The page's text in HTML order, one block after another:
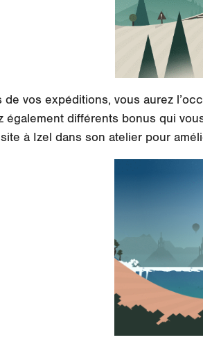
de vos expéditions, vous aurez
également différents bonus qui
à Izel dans son atelier pour